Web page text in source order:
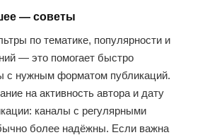
— советы
по тематике, популярности и
— это помогает быстро
с нужным форматом публикаций.
на активность автора и дату
каналы с регулярными
более надёжны. Если важна